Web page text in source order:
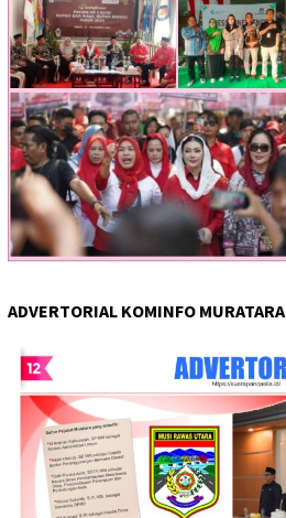
ADVERTORIAL KOMINFO MURATARA